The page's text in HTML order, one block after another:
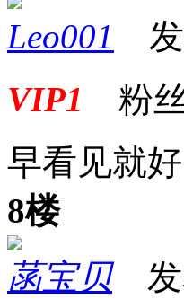
Leo001
发
VIP1 粉
早看见就
8楼
菡宝贝发